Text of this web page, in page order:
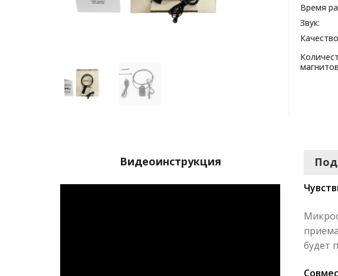
Рейтинг
основе
опроса
1
я
Время
Звук:
магнитов
Видеоинструкция
будет